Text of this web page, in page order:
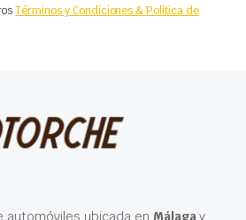
Términos y Condiciones & Política de
automóviles ubicada en Málagay